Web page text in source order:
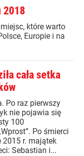
2018
które warto
Europie i na
cała setka
Po raz pierwszy
nie pojawia się
100
Po śmierci
2015 r. majątek
Sebastian i...